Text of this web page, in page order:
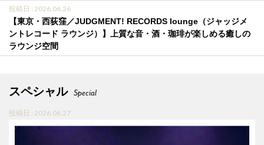
投稿日 : 2026.06.26
【東京・西荻窪／JUDGMENT! RECORDS lounge（ジャッジメ
ントレコード ラウンジ）】上質な音・酒・珈琲が楽しめる癒しの
ラウンジ空間
スペシャル Special
投稿日 : 2026.06.27